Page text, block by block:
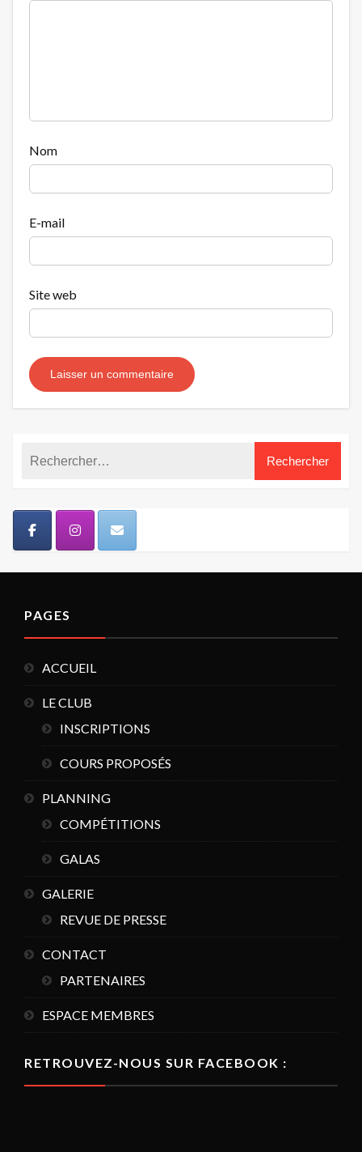
Nom
E-mail
Site web
PAGES
ACCUEIL
LE CLUB
INSCRIPTIONS
COURS PROPOSÉS
PLANNING
COMPÉTITIONS
GALAS
GALERIE
REVUE DE PRESSE
CONTACT
PARTENAIRES
ESPACE MEMBRES
RETROUVEZ-NOUS SUR FACEBOOK :